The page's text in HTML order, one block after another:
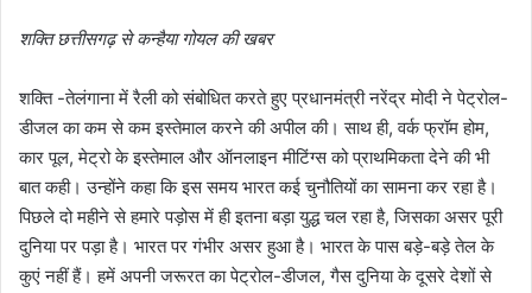
शक्ति छत्तीसगढ़ से कन्हैया गोयल की खबर
शक्ति -तेलंगाना में रैली को संबोधित करते हुए प्रधानमंत्री नरेंद्र मोदी ने पेट्रोल-
डीजल का कम से कम इस्तेमाल करने की अपील की। साथ ही, वर्क फ्रॉम होम,
कार पूल, मेट्रो के इस्तेमाल और ऑनलाइन मीटिंग्स को प्राथमिकता देने की भी
बात कही। उन्होंने कहा कि इस समय भारत कई चुनौतियों का सामना कर रहा है।
पिछले दो महीने से हमारे पड़ोस में ही इतना बड़ा युद्ध चल रहा है, जिसका असर पूरी
दुनिया पर पड़ा है। भारत पर गंभीर असर हुआ है। भारत के पास बड़े-बड़े तेल के
कुएं नहीं हैं। हमें अपनी जरूरत का पेट्रोल-डीजल, गैस दुनिया के दूसरे देशों से